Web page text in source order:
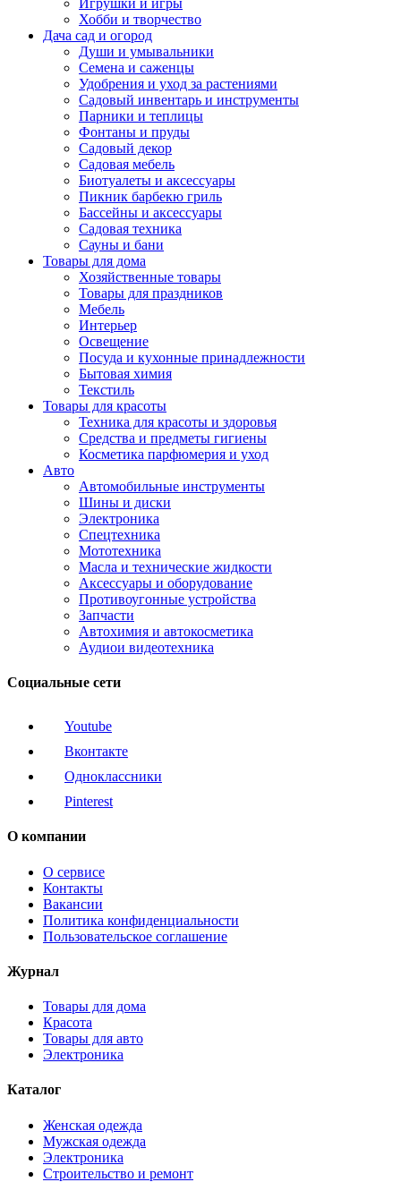
Хобби и творчество
Дача сад и огород
Души и умывальники
Семена и саженцы
Удобрения и уход за растениями
Садовый инвентарь и инструменты
Парники и теплицы
Фонтаны и пруды
Садовый декор
Садовая мебель
Биотуалеты и аксессуары
Пикник барбекю гриль
Бассейны и аксессуары
Садовая техника
Сауны и бани
Товары для дома
Хозяйственные товары
Товары для праздников
Мебель
Интерьер
Освещение
Посуда и кухонные принадлежности
Бытовая химия
Текстиль
Товары для красоты
Техника для красоты и здоровья
Средства и предметы гигиены
Косметика парфюмерия и уход
Авто
Автомобильные инструменты
Шины и диски
Электроника
Спецтехника
Мототехника
Масла и технические жидкости
Аксессуары и оборудование
Противоугонные устройства
Запчасти
Автохимия и автокосметика
Аудиои видеотехника
Социальные сети
Youtube
Вконтакте
Одноклассники
Pinterest
О компании
О сервисе
Контакты
Вакансии
Политика конфиденциальности
Пользовательское соглашение
Журнал
Товары для дома
Красота
Товары для авто
Электроника
Каталог
Женская одежда
Мужская одежда
Электроника
Строительство и ремонт